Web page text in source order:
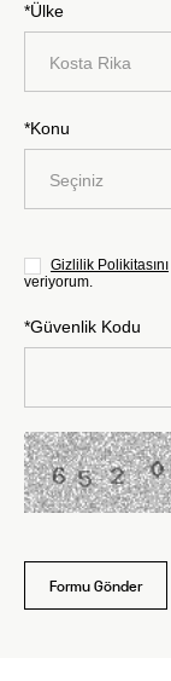
*Ülke
Kosta Rika
*Konu
Seçiniz
Gizlilik Polikitasını
veriyorum.
*Güvenlik Kodu
Formu Gönder